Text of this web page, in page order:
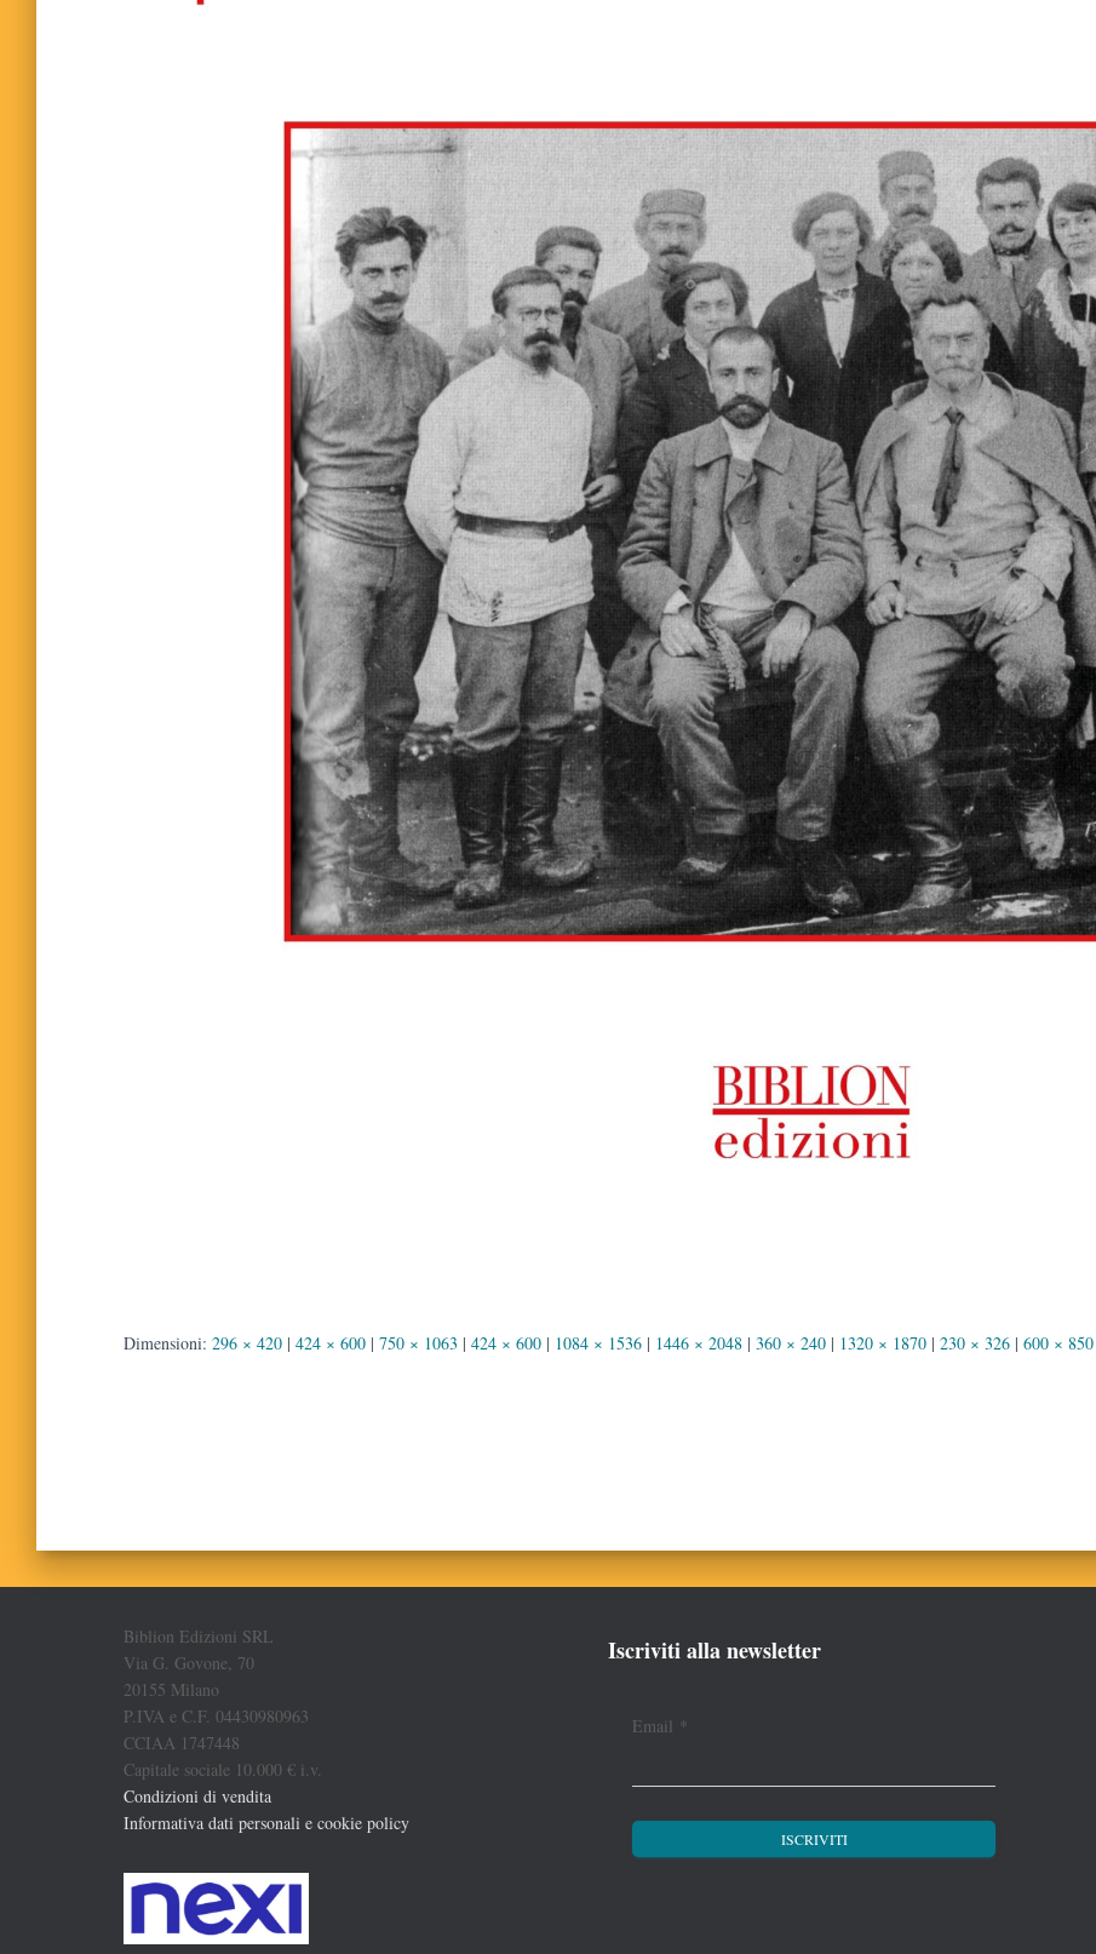
Dimensioni: 296 × 420 | 424 × 600 | 750 × 1063 | 424 × 600 | 1084 × 1536 | 1446 × 2048 | 360 × 240 | 1320 × 1870 | 230 × 326 | 600 × 850
Biblion Edizioni SRL
Via G. Govone, 70
20155 Milano
P.IVA e C.F. 04430980963
CCIAA 1747448
Capitale sociale 10.000 € i.v.
Condizioni di vendita
Informativa dati personali e cookie policy
Iscriviti alla newsletter
Email *